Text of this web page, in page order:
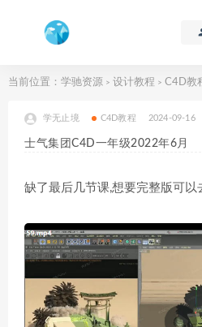
当前位置： 学驰资源 > 设计教程 > C4D教
学无止境 C4D教程 2024-09-16
士气集团C4D一年级2022年6月
缺了最后几节课,想要完整版可以